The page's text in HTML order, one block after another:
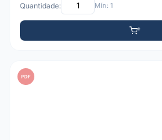
Quantidade: Mín: 1
PDF